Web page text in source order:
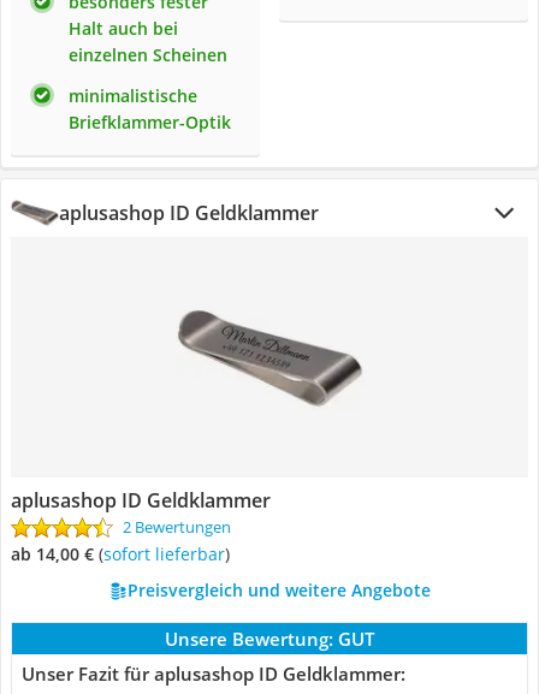
Halt auch bei
einzelnen Scheinen
minimalistische
Briefklammer-Optik
aplusashop ID Geldklammer
aplusashop ID Geldklammer
2 Bewertungen
ab 14,00 € ( Sofort lieferbar)
Preisvergleich und weitere Angebote
Unsere Bewertung: GUT
Unser Fazit für aplusashop ID Geldklammer: